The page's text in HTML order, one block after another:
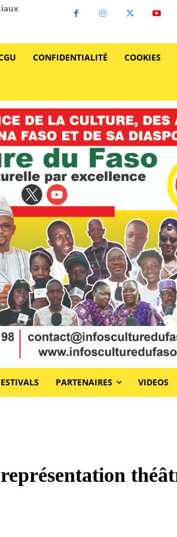
CONFIDENTIALITÉ COOKIES
PARTENAIRES VIDEOS